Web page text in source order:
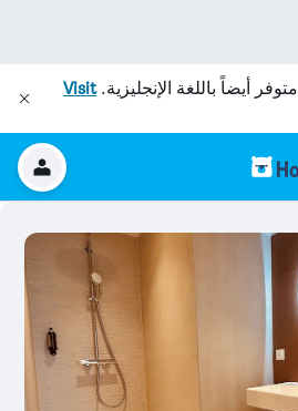
متوفر أيضاً باللغة الإنجليزية.Visit